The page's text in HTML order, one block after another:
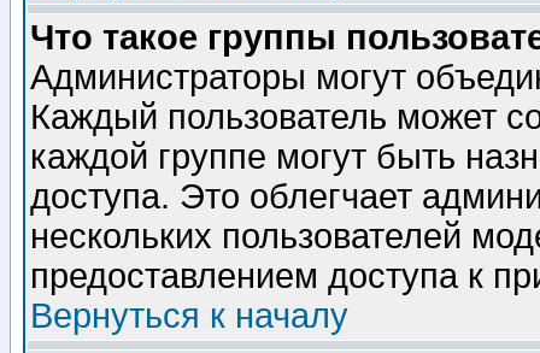
Что такое группы
Администраторы могут
Каждый пользователь может
каждой группе могут быть
доступа. Это облегчает
нескольких пользователей
предоставлением доступа к
Вернуться к началу